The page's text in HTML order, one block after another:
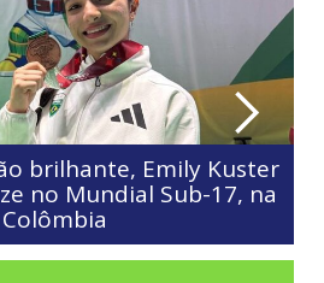
Corrêa termina em sexto
Campeonato Mundial Sub-